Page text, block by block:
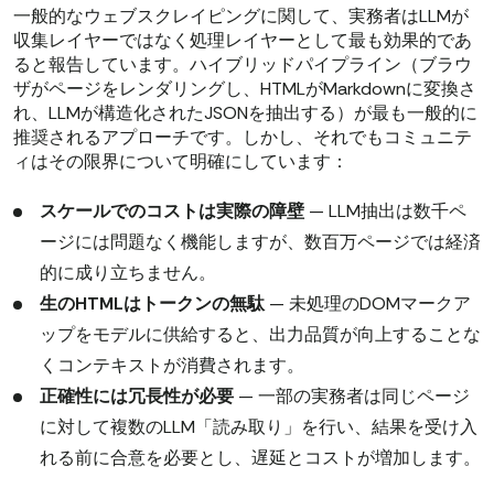
一般的なウェブスクレイピングに関して、実務者はLLMが
収集レイヤーではなく処理レイヤーとして最も効果的であ
ると報告しています。ハイブリッドパイプライン（ブラウ
ザがページをレンダリングし、HTMLがMarkdownに変換さ
れ、LLMが構造化されたJSONを抽出する）が最も一般的に
推奨されるアプローチです。しかし、それでもコミュニテ
ィはその限界について明確にしています：
スケールでのコストは実際の障壁 — LLM抽出は数千ペ
ージには問題なく機能しますが、数百万ページでは経済
的に成り立ちません。
生のHTMLはトークンの無駄— 未処理のDOMマークア
ップをモデルに供給すると、出力品質が向上することな
くコンテキストが消費されます。
正確性には冗長性が必要 — 一部の実務者は同じページ
に対して複数のLLM「読み取り」を行い、結果を受け入
れる前に合意を必要とし、遅延とコストが増加します。